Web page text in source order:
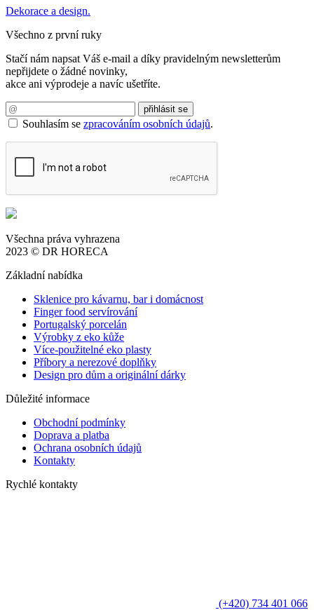
Dekorace a design.
Všechno z první ruky
Stačí nám napsat Váš e-mail a díky pravidelným newsletterům
nepřijdete o žádné novinky,
akce ani výprodeje a navíc ušetříte.
Souhlasím se zpracováním osobních údajů.
Všechna práva vyhrazena
2023 © DR HORECA
Základní nabídka
Sklenice pro kávarnu, bar i domácnost
Finger food servírování
Portugalský porcelán
Výrobky z eko kůže
Více-použitelné eko plasty
Příbory a nerezové doplňky
Design pro dům a originální dárky
Důležité informace
Obchodní podmínky
Doprava a platba
Ochrana osobních údajů
Kontakty
Rychlé kontakty
(+420) 734 401 066